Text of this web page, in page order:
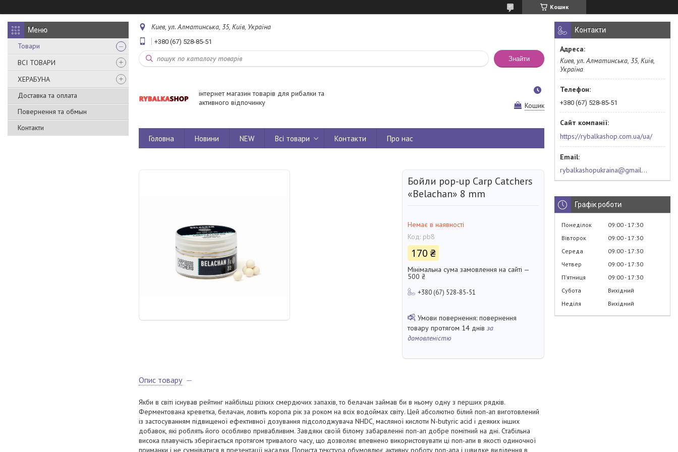
Кошик
Товари
ВСІ ТОВАРИ
ХЕРАБУНА
Доставка та оплата
Повернення та обмын
Контакти
Киев, ул. Алматинська, 35, Київ, Україна
+380 (67) 528-85-51
Знайти
інтернет магазин товарів для рибалки та
активного відпочинку
Кошик
Головна Новини NEW Всі товари Контакти Про нас
Бойли pop-up Carp Catchers
«Belachan» 8 mm
Немає в наявності
Код: pb8
170 ₴
Мінімальна сума замовлення на сайті —
500 ₴
+380 (67) 528-85-51
повернення
товару протягом 14 днів за
домовленістю
Опис товару
Якби в світі існував рейтинг найбільш різких смердючих запахів, то белачан займав би в ньому одну з перших рядків.
Ферментована креветка, белачан, ловить коропа рік за роком на всіх водоймах світу. Цей абсолютно білий поп-ап виготовлений
із застосуванням підвищеної ефективної дозування підсолоджувача NHDC, масляної кислоти N-butyric acid і деяких інших
добавок, які роблять його особливо привабливим. Завдяки своїй білому забарвленні поп-ап добре помітний на дні. Стабільна
висока плавучість зберігається протягом тривалого часу, що дозволяє впевнено використовувати ці поп-апи в якості одиночної
приманки і не сумніватися в презентації насадки. Пориста текстура обумовлює активну роботу поп-апа і швидке виділення в
Контакти
Киев, ул. Алматинська, 35, Київ,
Україна
+380 (67) 528-85-51
https://rybalkashop.com.ua/ua/
rybalkashopukraina@gmail.com
Графік роботи
Понеділок 09:00 17:30
Вівторок
09:00 17:30
Середа
09:00 17:30
Четвер
09:00 17:30
Пʼятниця
09:00 17:30
Субота
Вихідний
Неділя
Вихідний